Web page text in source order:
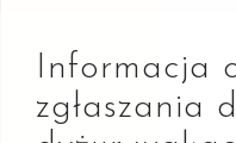
Informacja
zgłaszania